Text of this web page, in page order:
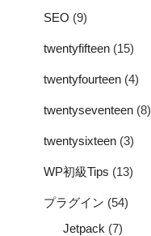
SEO (9)
twentyfifteen (15)
twentyfourteen (4)
twentyseventeen (8)
twentysixteen (3)
WP初級Tips (13)
プラグイン (54)
Jetpack (7)